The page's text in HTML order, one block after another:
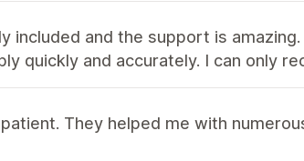
included and the support is
quickly and accurately. I can only
They helped me with